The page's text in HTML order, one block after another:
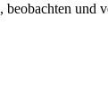
beobachten und